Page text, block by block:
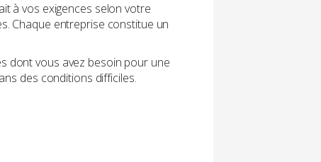
à vos exigences selon votre
Chaque entreprise constitue un
dont vous avez besoin pour une
des conditions difficiles.